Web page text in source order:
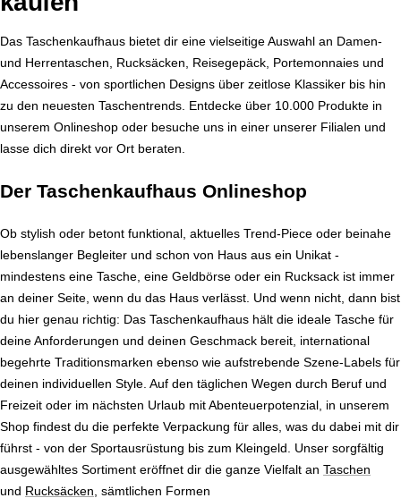
Das Taschenkaufhaus bietet dir eine vielseitige Auswahl an Damen-
und Herrentaschen, Rucksäcken, Reisegepäck, Portemonnaies und
Accessoires - von sportlichen Designs über zeitlose Klassiker bis hin
zu den neuesten Taschentrends. Entdecke über 10.000 Produkte in
unserem Onlineshop oder besuche uns in einer unserer Filialen und
lasse dich direkt vor Ort beraten.
Der Taschenkaufhaus Onlineshop
Ob stylish oder betont funktional, aktuelles Trend-Piece oder beinahe
lebenslanger Begleiter und schon von Haus aus ein Unikat -
mindestens eine Tasche, eine Geldbörse oder ein Rucksack ist immer
an deiner Seite, wenn du das Haus verlässt. Und wenn nicht, dann bist
du hier genau richtig: Das Taschenkaufhaus hält die ideale Tasche für
deine Anforderungen und deinen Geschmack bereit, international
begehrte Traditionsmarken ebenso wie aufstrebende Szene-Labels für
deinen individuellen Style. Auf den täglichen Wegen durch Beruf und
Freizeit oder im nächsten Urlaub mit Abenteuerpotenzial, in unserem
Shop findest du die perfekte Verpackung für alles, was du dabei mit dir
führst - von der Sportausrüstung bis zum Kleingeld. Unser sorgfältig
ausgewähltes Sortiment eröffnet dir die ganze Vielfalt an Taschen
und Rucksäcken , sämtlichen Formen